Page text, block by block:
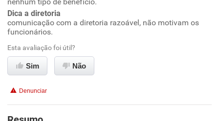
Benefícios
Recomenda esta empresa
Recomenda a diretoria
Dica a diretoria
comunicação com a diretoria razoável, não motivam os
funcionários.
Esta avaliação foi útil?
Sim Não
Denunciar